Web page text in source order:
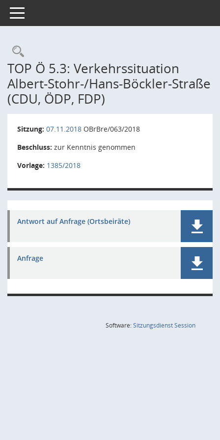
Toggle navigation
Rechercheauswahl
TOP Ö 5.3: Verkehrssituation
Albert-Stohr-/Hans-Böckler-Straße
(CDU, ÖDP, FDP)
Sitzung: 07.11.2018 OBrBre/063/2018
Beschluss: zur Kenntnis genommen
Vorlage: 1385/2018
Antwort auf Anfrage (Ortsbeiräte)
Anfrage
Software:SitzungsdienstSession(Wird in